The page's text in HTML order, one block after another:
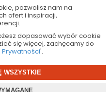
pozwolisz nam na
ofert i inspiracji,
dopasować wybór cookie
się więcej, zachęcamy do
Prywatności'.
WSZYSTKIE
sklepu:ebexo